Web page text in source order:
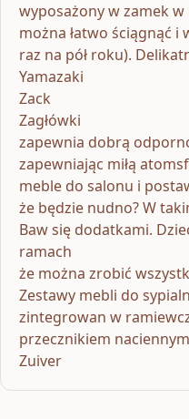
wyposażony w zamek w
można łatwo ściągnąć i
raz na pół roku).
Yamazaki
Zack
Zagłówki
zapewnia dobrą
zapewniając miłą
meble do salonu i
że będzie nudno? W
Baw się dodatkami.
ramach
że można zrobić
Zestawy mebli do
zintegrowan w
przecznikiem
Zuiver